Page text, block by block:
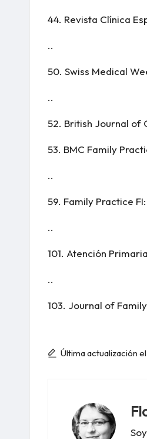
44. Revista Clínica
..
50. Swiss Medical
..
52. British Journal of
53. BMC Family
..
59. Family Practice
..
101. Atención Primaria
..
103. Journal of
Última actualización